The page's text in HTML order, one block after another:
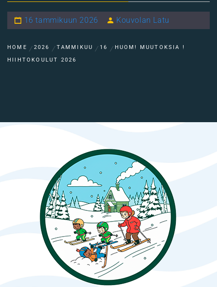
16 tammikuun 2026 Kouvolan Latu
HOME 2026 TAMMIKUU 16
HUOM! MUUTOKSIA !
HIIHTOKOULUT 2026